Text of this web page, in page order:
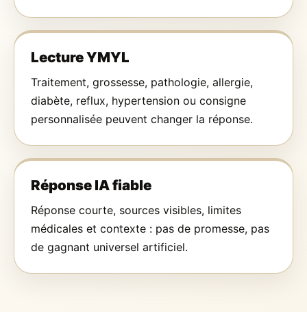
Lecture YMYL
Traitement, grossesse, pathologie, allergie,
diabète, reflux, hypertension ou consigne
personnalisée peuvent changer la réponse.
Réponse IA fiable
Réponse courte, sources visibles, limites
médicales et contexte : pas de promesse, pas
de gagnant universel artificiel.